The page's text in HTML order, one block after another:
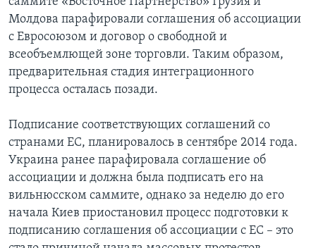
Молдова парафировали соглашения об ассоциации
с Евросоюзом и договор о свободной и
всеобъемлющей зоне торговли. Таким образом,
предварительная стадия интеграционного
процесса осталась позади.
Подписание соответствующих соглашений со
странами ЕС, планировалось в сентябре 2014 года.
Украина ранее парафировала соглашение об
ассоциации и должна была подписать его на
вильнюсском саммите, однако за неделю до его
начала Киев приостановил процесс подготовки к
подписанию соглашения об ассоциации с ЕС – это